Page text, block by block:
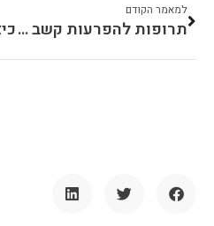
למאמר הקודם
תרופות להפרעות קשב וריכוז